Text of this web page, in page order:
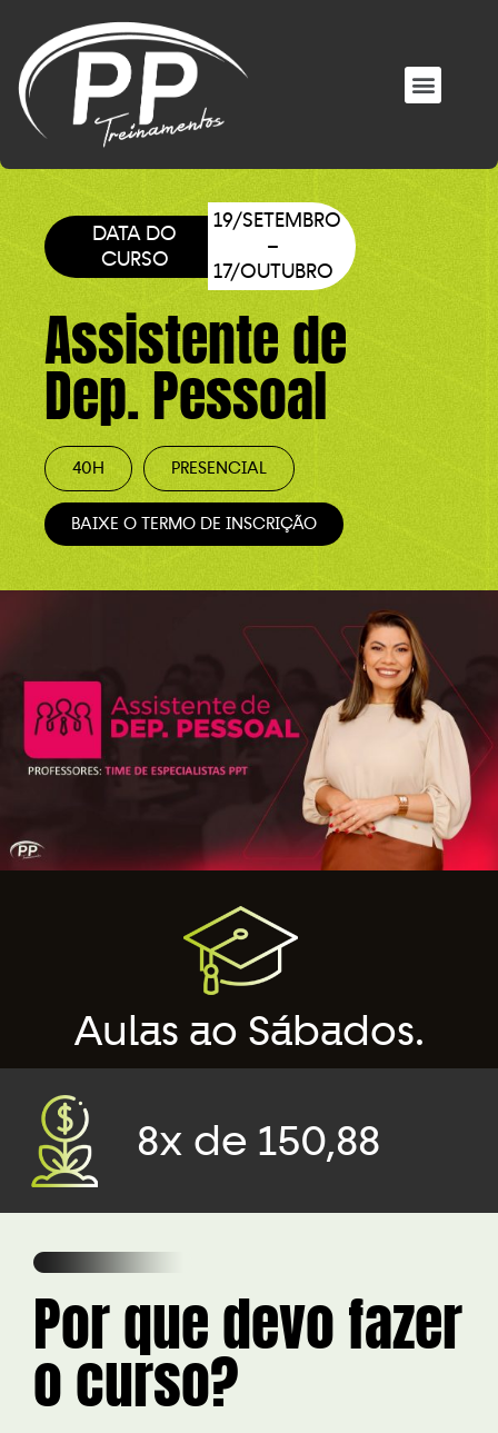
DATA DO
CURSO
19/SETEMBRO
–
17/OUTUBRO
Assistente de
Dep. Pessoal
40H PRESENCIAL
BAIXE O TERMO DE INSCRIÇÃO
Aulas ao Sábados.
8x de 150,88
Por que devo fazer
o curso?